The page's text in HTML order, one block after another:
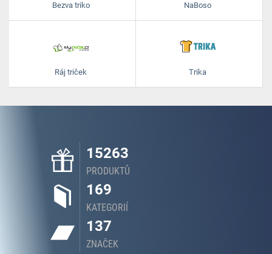
Bezva triko NaBoso
Ráj triček Trika
15263
PRODUKTŮ
169
KATEGORIÍ
137
ZNAČEK